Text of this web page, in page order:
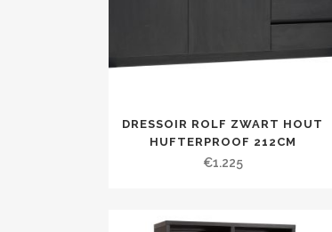
DRESSOIR ROLF ZWART HOUT
HUFTERPROOF 212CM
€1.225